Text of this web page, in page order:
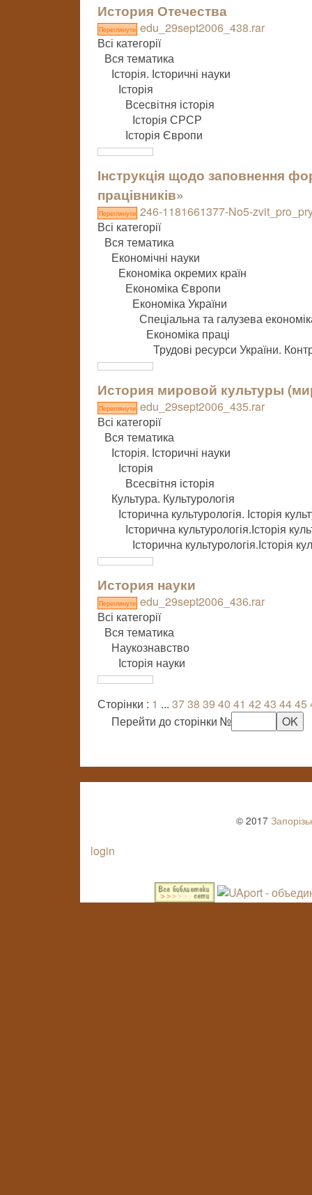
История Отечества
Переглянути edu_29sept2006_438.rar
Всі категорії
Вся тематика
Історія. Історичні науки
Історія
Всесвітня історія
Історія СРСР
Історія Європи
Інструкція щодо заповнення
працівників»
Переглянути 246-1181661377-No5-
Всі категорії
Вся тематика
Економічні науки
Економіка окремих країн
Економіка Європи
Економіка України
Спеціальна та галузева
Економіка праці
Трудові ресурси України.
История мировой культуры
Переглянути edu_29sept2006_435.rar
Всі категорії
Вся тематика
Історія. Історичні науки
Історія
Всесвітня історія
Культура. Культурологія
Історична культурологія. Історія
Історична культурологія.Історія
Історична культурологія.Історія
История науки
Переглянути edu_29sept2006_436.rar
Всі категорії
Вся тематика
Наукознавство
Історія науки
Сторінки : 1 ... 3738 39 40 41 42 43 4445
Перейти до сторінки №
© 2017
login